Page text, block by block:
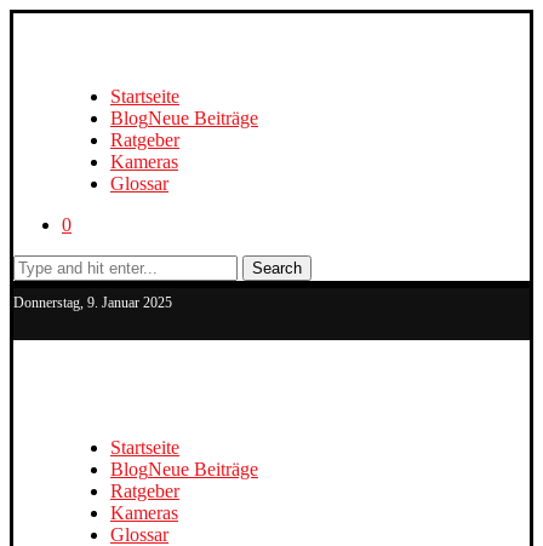
Startseite
BlogNeue Beiträge
Ratgeber
Kameras
Glossar
0
Search
Donnerstag, 9. Januar 2025
Startseite
BlogNeue Beiträge
Ratgeber
Kameras
Glossar